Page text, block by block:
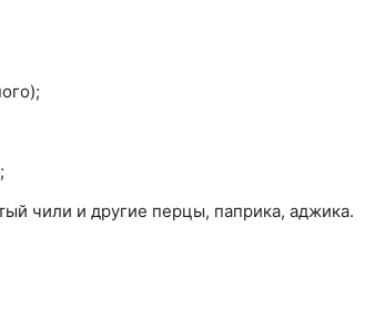
чили и другие перцы, паприка, аджика.